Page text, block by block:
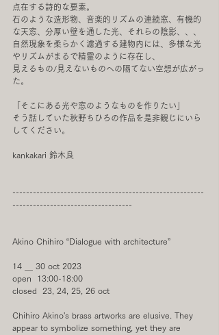
点在する詩的な要素。
石のような造形物、音楽的リズムの連続窓、有機的
な天窓、分厚い壁を通した光、それらの陰影、、、
自然現象を柔らかく濾過する建物内には、多様な光
やリズムがまるで精霊のように存在し、
見えるもの/見えないものへの隔てない空想が広がっ
た。
「そこにある光や窓のようなものを作りたい」
そう話していた秋野ちひろの作品を是非観じにいら
してください。
kankakari 鈴木良
--------------------------------------------------------
-----------------------------------
Akino Chihiro “Dialogue with architecture”
14 ＿ 30 oct 2023
open  13:00-18:00
closed  23, 24, 25, 26 oct
Chihiro Akino's brass artworks are elusive. They
appear to symbolize something, yet they are